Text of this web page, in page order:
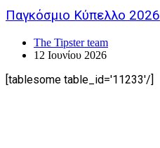
Παγκόσμιο Κύπελλο 2026
The Tipster team
12 Ιουνίου 2026
[tablesome table_id='11233'/]